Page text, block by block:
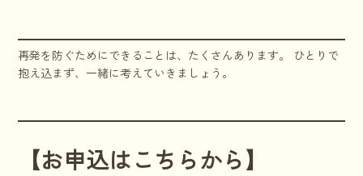
再発を防ぐためにできることは、たくさんあります。 ひとりで
抱え込まず、一緒に考えていきましょう。
【お申込はこちらから】